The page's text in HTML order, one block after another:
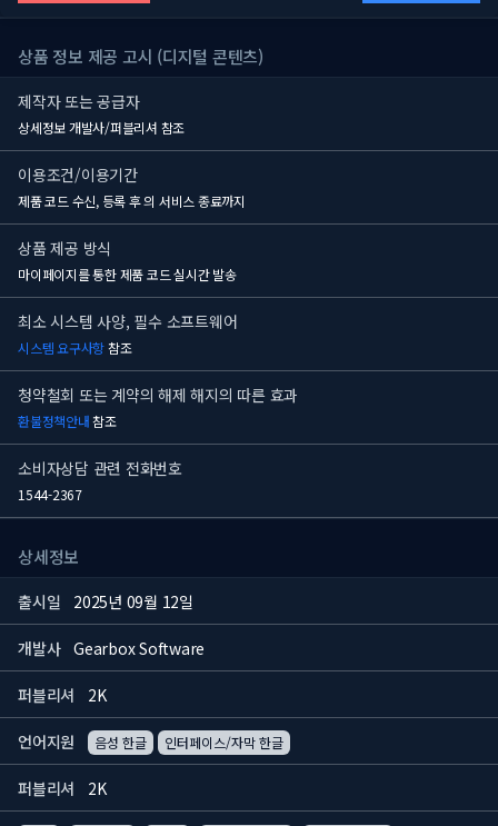
상품 정보 제공 고시 (디지털 콘텐츠)
제작자 또는 공급자
상세정보 개발사/퍼블리셔 참조
이용조건/이용기간
제품 코드 수신, 등록 후의 서비스 종료까지
상품 제공 방식
마이페이지를 통한 제품 코드 실시간 발송
최소 시스템 사양, 필수 소프트웨어
시스템 요구사항참조
청약철회 또는 계약의 해제 해지의 따른 효과
환불정책안내참조
소비자상담 관련 전화번호
1544-2367
상세정보
출시일 2025년 09월 12일
개발사 Gearbox Software
퍼블리셔 2K
언어지원 음성 한글 인터페이스/자막 한글
퍼블리셔 2K